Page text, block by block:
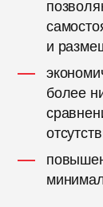
и
более